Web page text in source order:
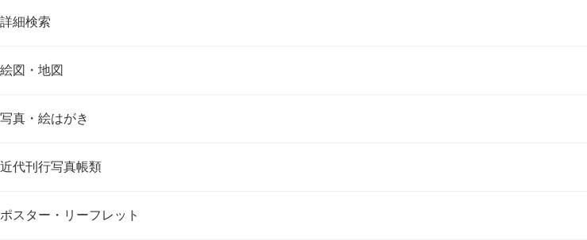
詳細検索
絵図・地図
写真・絵はがき
近代刊行写真帳類
ポスター・リーフレット